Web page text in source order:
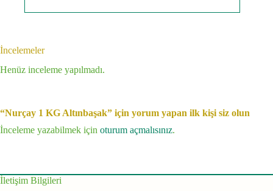
İncelemeler
Henüz inceleme yapılmadı.
“Nurçay 1 KG Altınbaşak” için yorum yapan ilk kişi siz olun
İnceleme yazabilmek için oturum açmalısınız.
İletişim Bilgileri